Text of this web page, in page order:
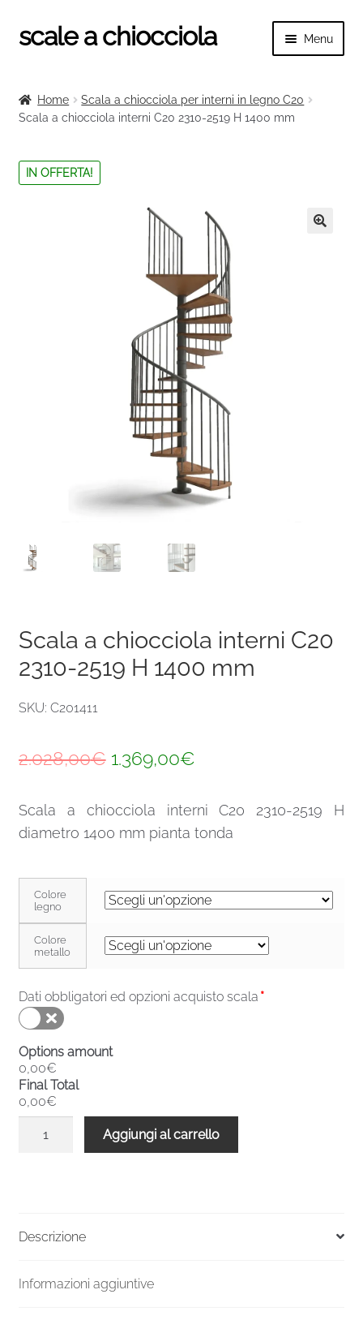
Vai
alla
Vai
al
scale a chiocciola Menu
Tutte le scale
Categorie scale
child
il
Home
Scala a chiocciola per interni in legno C20
Scala a chiocciola interni C20 2310-2519 H 1400 mm
IN OFFERTA!
Scala a chiocciola interni C20
2310-2519 H 1400 mm
SKU: C201411
2.028,00€ Il
originale
era:
1.369,00€Il
attuale
è:
Scala a chiocciola interni C20 2310-2519 H
diametro 1400 mm pianta tonda
Colore
legno
Colore
metallo
Dati obbligatori ed opzioni acquisto scala *
Options amount
0,00€
Final Total
0,00€
1400
Aggiungi al carrello
Descrizione
Informazioni aggiuntive